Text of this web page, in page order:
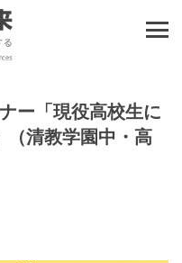
ー「現役高校生に
（清教学園中・高